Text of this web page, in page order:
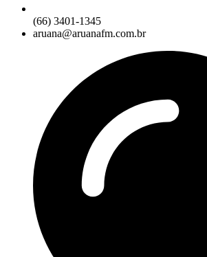
(66) 3401-1345
aruana@aruanafm.com.br